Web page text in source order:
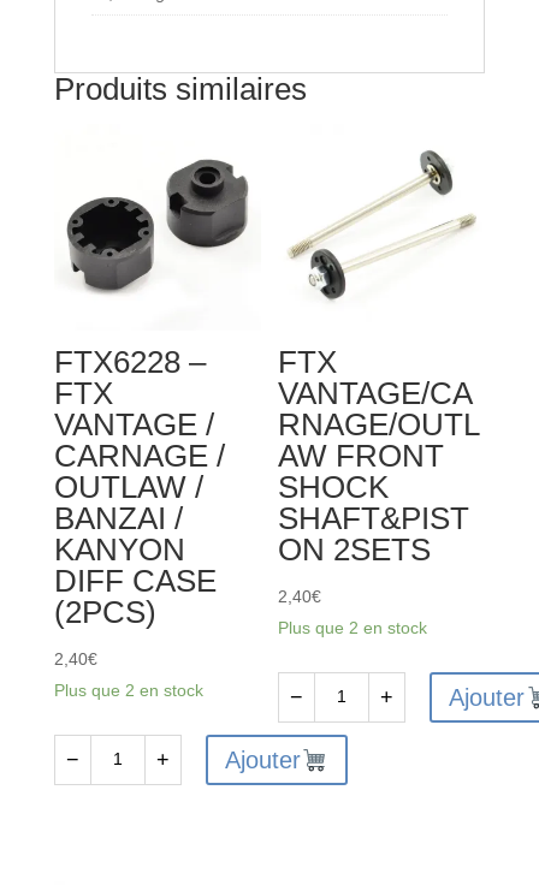
Produits similaires
FTX6228 –
FTX
VANTAGE /
CARNAGE /
OUTLAW /
BANZAI /
KANYON
DIFF CASE
(2PCS)
2,40€
Plus que 2 en stock
− + Ajouter
FTX
VANTAGE/CA
RNAGE/OUTL
AW FRONT
SHOCK
SHAFT&PIST
ON 2SETS
2,40€
Plus que 2 en stock
de
FTX
− + Ajouter